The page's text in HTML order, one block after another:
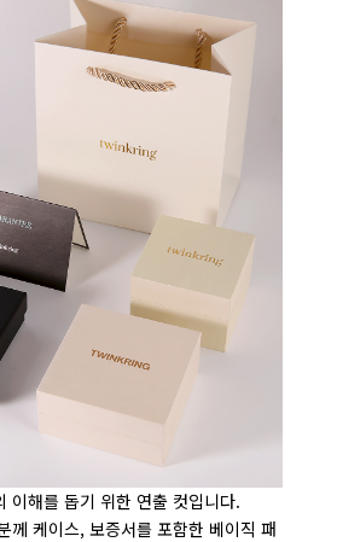
이해를 돕기 위한 연출 컷입니다.
께 케이스, 보증서를 포함한 베이직 패